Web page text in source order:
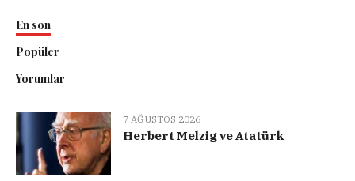
En son
Popüler
Yorumlar
7 AĞUSTOS 2026
Herbert Melzig ve Atatürk